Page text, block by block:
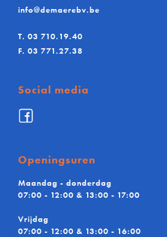
info@demaerebv.be
T. 03 710.19.40
F. 03 771.27.38
Social media
Facebook
De
Openingsuren
Maandag - donderdag
07:00 - 12:00 & 13:00 - 17:00
Vrijdag
07:00 - 12:00 & 13:00 - 16:00